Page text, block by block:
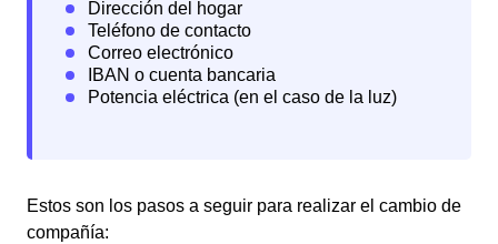
Estos son los pasos a seguir para realizar el cambio de
compañía: